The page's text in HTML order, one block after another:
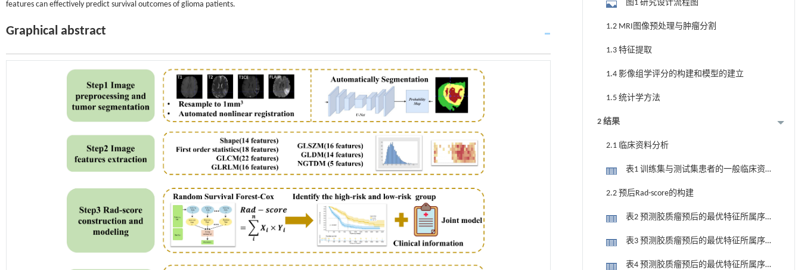
features can effectively predict survival outcomes of glioma patients.
Graphical abstract
图1 研究设计流程图
1.2 MRI图像预处理与肿瘤分割
1.3 特征提取
1.4 影像组学评分的构建和模型的建立
1.5 统计学方法
2 结果
2.1 临床资料分析
表1 训练集与测试集患者的一般临床资
料比较
2.2 预后Rad-score的构建
表2 预测胶质瘤预后的最优特征所属序
列及其系数（肿瘤核心区）
表3 预测胶质瘤预后的最优特征所属序
列及其系数（瘤周水肿区）
表4 预测胶质瘤预后的最优特征所属序